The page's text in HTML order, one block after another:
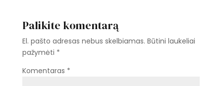
Palikite komentarą
El. pašto adresas nebus skelbiamas. Būtini laukeliai
pažymėti *
Komentaras *